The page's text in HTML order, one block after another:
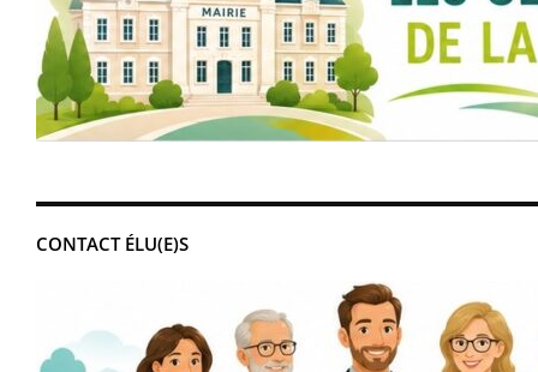
CONTACT ÉLU(E)S